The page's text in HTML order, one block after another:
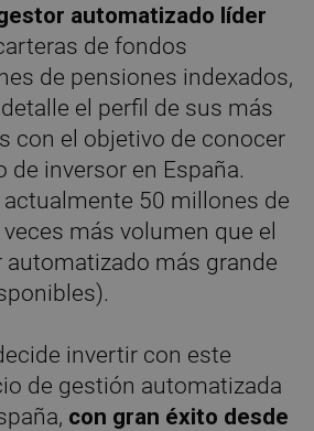
automatizado líder
de fondos
de pensiones indexados,
el perfil de sus más
con el objetivo de conocer
de inversor en España.
50 millones de
más volumen que el
más grande
invertir con este
de gestión automatizada
con gran éxito desde